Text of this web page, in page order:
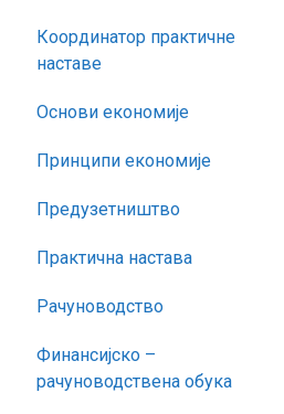
Координатор практичне
наставе
Основи економије
Принципи економије
Предузетништво
Практична настава
Рачуноводство
Финансијско –
рачуноводствена обука